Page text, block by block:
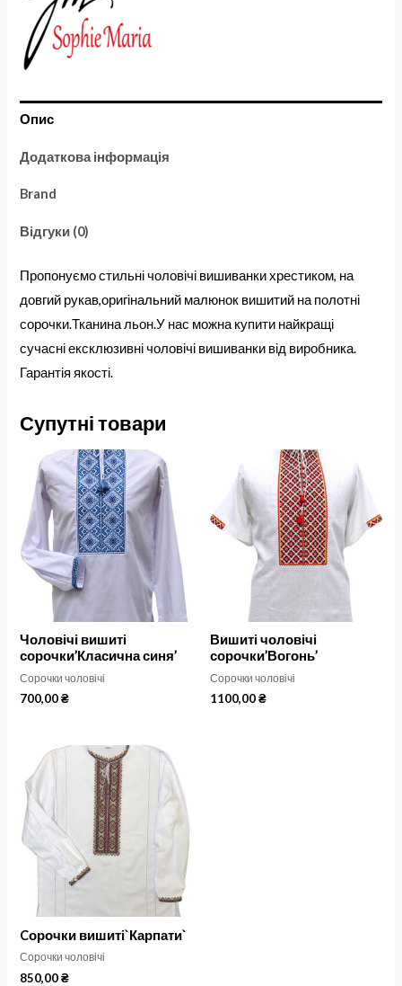
Опис
Додаткова інформація
Brand
Відгуки (0)
Пропонуємо стильні чоловічі вишиванки хрестиком, на
довгий рукав,оригінальний малюнок вишитий на полотні
сорочки.Тканина льон.У нас можна купити найкращі
сучасні ексклюзивні чоловічі вишиванки від виробника.
Гарантія якості.
Супутні товари
Чоловічі вишиті
сорочки’Класична синя’
Сорочки чоловічі
700,00₴
Вишиті чоловічі
сорочки’Вогонь’
Сорочки чоловічі
1100,00₴
Cорочки вишиті`Карпати`
Сорочки чоловічі
850,00₴